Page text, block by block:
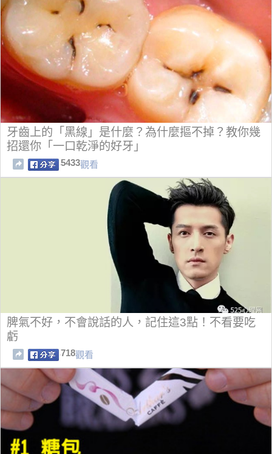
牙齒上的「黑線」是什麼？為什麼摳不掉？教你幾
招還你「一口乾淨的好牙」
5433觀看
脾氣不好，不會說話的人，記住這3點！不看要吃
虧
718觀看